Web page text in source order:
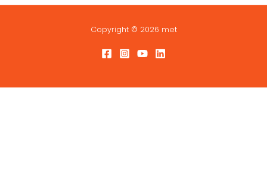
Copyright © 2026 met